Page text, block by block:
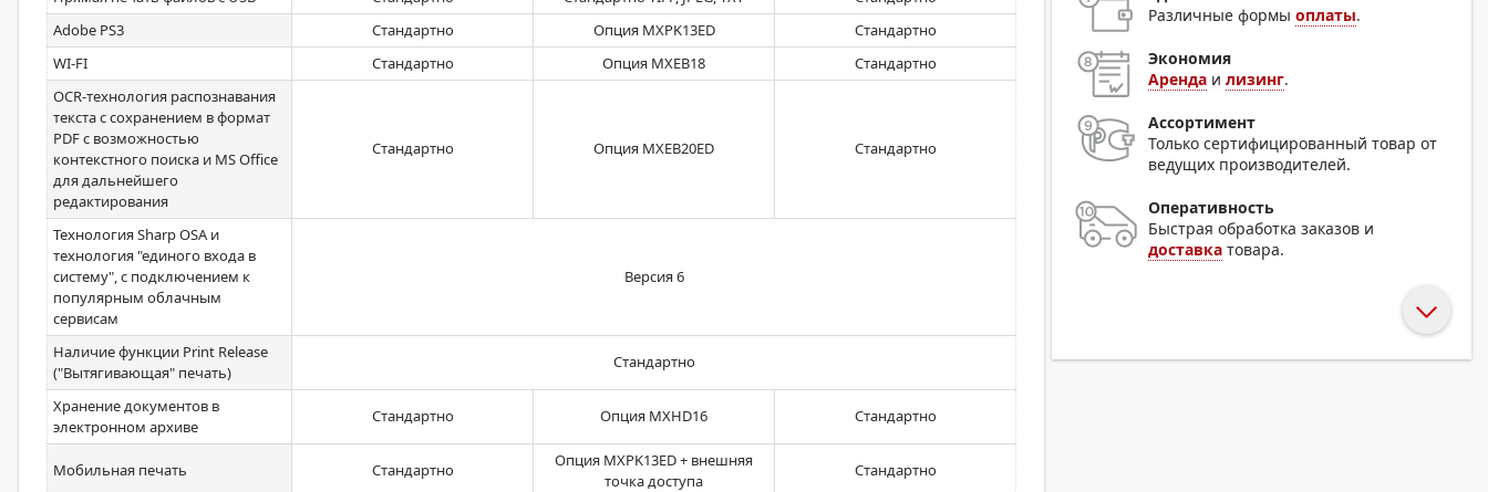
Adobe PS3
Стандартно Опция MXPK13ED
Стандартно
WI-FI
Стандартно Опция MXEB18
Стандартно
OCR-технология распознавания
текста с сохранением в формат
PDF с возможностью
контекстного поиска и MS Office
для дальнейшего
редактирования
Стандартно Опция MXEB20ED Стандартно
Технология Sharp OSA и
технология "единого входа в
систему", с подключением к
популярным облачным
сервисам
Версия 6
Наличие функции Print Release
("Вытягивающая" печать)
Стандартно
Хранение документов в
электронном архиве
Стандартно Опция MXHD16 Стандартно
Мобильная печать Стандартно
Опция MXPK13ED + внешняя
точка доступа
Стандартно
Различные формыоплаты.
Экономия
Аренда илизинг.
Ассортимент
Только сертифицированный товар от
ведущих производителей.
Оперативность
Быстрая обработка заказов и
доставка товара.